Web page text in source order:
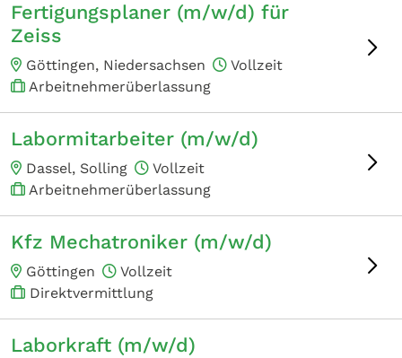
Fertigungsplaner (m/w/d) für
Zeiss
Göttingen, Niedersachsen
Vollzeit
Arbeitnehmerüberlassung
Labormitarbeiter (m/w/d)
Dassel, Solling
Vollzeit
Arbeitnehmerüberlassung
Kfz Mechatroniker (m/w/d)
Göttingen
Vollzeit
Direktvermittlung
Laborkraft (m/w/d)